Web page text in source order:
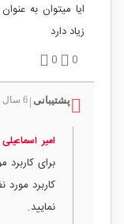
ایا میتوان به
زیاد دارد
0
0
پشتیبانی 6 سال پیش
امیر اسماعیلی
برای
کاربرد
نمایید.